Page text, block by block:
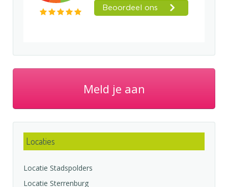
Meld je aan
Locaties
Locatie Stadspolders
Locatie Sterrenburg